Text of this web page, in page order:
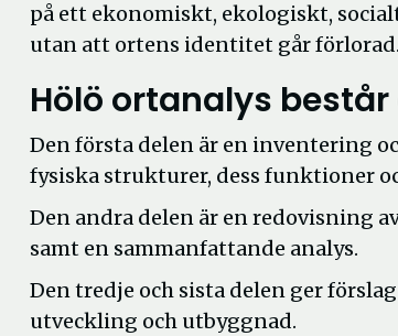
på ett ekonomiskt, ekologiskt,
utan att ortens identitet går förlorad.
Hölö ortanalys
Den första delen är en inventering
fysiska strukturer, dess funktioner
Den andra delen är en redovisning
samt en sammanfattande analys.
Den tredje och sista delen ger
utveckling och utbyggnad.